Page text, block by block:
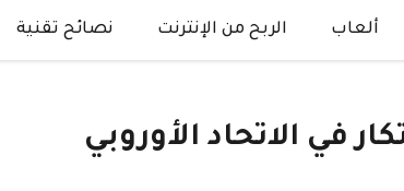
ألعاب الربح من الإنترنت نصائح تقنية
في الاتحاد الأوروبي